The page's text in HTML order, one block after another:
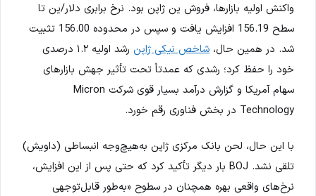
واکنش اولیه بازارها، فروش ین ژاپن بود. نرخ برابری دلار/ین تا
سطح 156.19 افزایش یافت و سپس در محدوده 156.00 تثبیت
شد. در همین حال، شاخص نیکی ژاپن
رشد اولیه ۱.۲ درصدی
خود را حفظ کرد؛ رشدی که عمدتاً تحت تأثیر جهش بازارهای
سهام آمریکا و گزارش درآمد بسیار قوی شرکت Micron
Technology در بخش فناوری رقم خورد.
با این حال، لحن بانک مرکزی ژاپن به‌هیچ‌وجه انبساطی (داویش)
تلقی نشد. BOJ بار دیگر تأکید کرد که حتی پس از این افزایش،
نرخ‌های واقعی بهره همچنان در سطوح «به‌طور قابل‌توجهی